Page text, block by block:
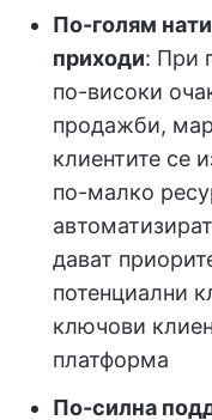
По-голям
приходи: При
по-високи
продажби,
клиентите се
по-малко
дават
потенциални
ключови
платформа
По-силна